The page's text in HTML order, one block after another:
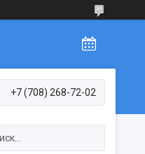
+7 (708) 268-72-02